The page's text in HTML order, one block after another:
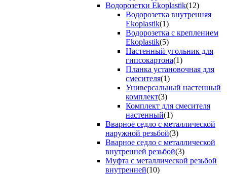
Водорозетки Ekoplastik(12)
Водорозетка внутренняя
Ekoplastik(1)
Водорозетка с креплением
Ekoplastik(5)
Настенный угольник для
гипсокартона(1)
Планка установочная для
смесителя(1)
Универсальный настенный
комплект(3)
Комплект для смесителя
настенный(1)
Вварное седло с металлической
наружной резьбой(3)
Вварное седло с металлической
внутренней резьбой(3)
Муфта с металлической резьбой
внутренней(10)